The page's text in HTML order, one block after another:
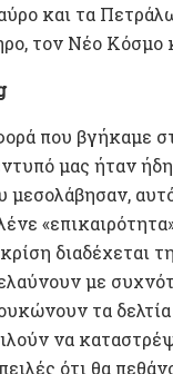
και τα
τον Nέο Kόσμο
που βγήκαμε
μας ήταν
μεσολάβησαν,
διαδέχεται
με
τα
να
ότι θα